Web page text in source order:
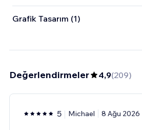
Grafik Tasarım (1)
Değerlendirmeler 4,9(209)
5 Michael 8 Ağu 2026